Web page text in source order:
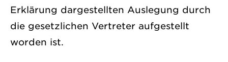
Erklärung dargestellten Auslegung durch
die gesetzlichen Vertreter aufgestellt
worden ist.